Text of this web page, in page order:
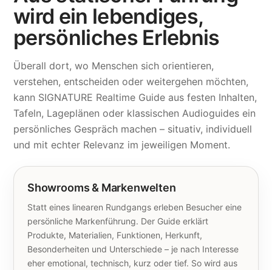
wird ein lebendiges,
persönliches Erlebnis
Überall dort, wo Menschen sich orientieren,
verstehen, entscheiden oder weitergehen möchten,
kann SIGNATURE Realtime Guide aus festen Inhalten,
Tafeln, Lageplänen oder klassischen Audioguides ein
persönliches Gespräch machen – situativ, individuell
und mit echter Relevanz im jeweiligen Moment.
Showrooms & Markenwelten
Statt eines linearen Rundgangs erleben Besucher eine
persönliche Markenführung. Der Guide erklärt
Produkte, Materialien, Funktionen, Herkunft,
Besonderheiten und Unterschiede – je nach Interesse
eher emotional, technisch, kurz oder tief. So wird aus